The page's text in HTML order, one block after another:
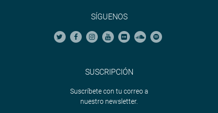
SÍGUENOS
SUSCRIPCIÓN
Suscríbete con tu correo a
nuestro newsletter.